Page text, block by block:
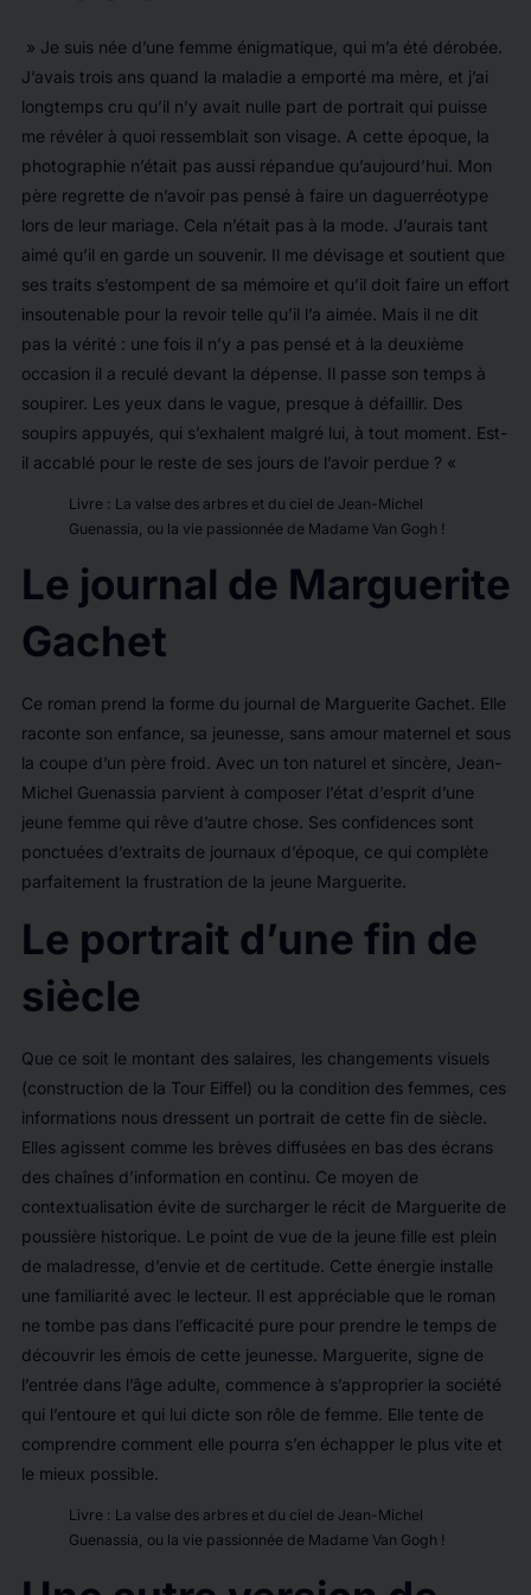
» Je suis née d’une femme énigmatique, qui m’a été dérobée.
J’avais trois ans quand la maladie a emporté ma mère, et j’ai
longtemps cru qu’il n’y avait nulle part de portrait qui puisse
me révéler à quoi ressemblait son visage. A cette époque, la
photographie n’était pas aussi répandue qu’aujourd’hui. Mon
père regrette de n’avoir pas pensé à faire un daguerréotype
lors de leur mariage. Cela n’était pas à la mode. J’aurais tant
aimé qu’il en garde un souvenir. Il me dévisage et soutient que
ses traits s’estompent de sa mémoire et qu’il doit faire un effort
insoutenable pour la revoir telle qu’il l’a aimée. Mais il ne dit
pas la vérité : une fois il n’y a pas pensé et à la deuxième
occasion il a reculé devant la dépense. Il passe son temps à
soupirer. Les yeux dans le vague, presque à défaillir. Des
soupirs appuyés, qui s’exhalent malgré lui, à tout moment. Est-
il accablé pour le reste de ses jours de l’avoir perdue ? «
Livre : La valse des arbres et du ciel de Jean-Michel
Guenassia, ou la vie passionnée de Madame Van Gogh !
Le journal de Marguerite
Gachet
Ce roman prend la forme du journal de Marguerite Gachet. Elle
raconte son enfance, sa jeunesse, sans amour maternel et sous
la coupe d’un père froid. Avec un ton naturel et sincère, Jean-
Michel Guenassia parvient à composer l’état d’esprit d’une
jeune femme qui rêve d’autre chose. Ses confidences sont
ponctuées d’extraits de journaux d’époque, ce qui complète
parfaitement la frustration de la jeune Marguerite.
Le portrait d’une fin de
siècle
Que ce soit le montant des salaires, les changements visuels
(construction de la Tour Eiffel) ou la condition des femmes, ces
informations nous dressent un portrait de cette fin de siècle.
Elles agissent comme les brèves diffusées en bas des écrans
des chaînes d’information en continu. Ce moyen de
contextualisation évite de surcharger le récit de Marguerite de
poussière historique. Le point de vue de la jeune fille est plein
de maladresse, d’envie et de certitude. Cette énergie installe
une familiarité avec le lecteur. Il est appréciable que le roman
ne tombe pas dans l’efficacité pure pour prendre le temps de
découvrir les émois de cette jeunesse. Marguerite, signe de
l’entrée dans l’âge adulte, commence à s’approprier la société
qui l’entoure et qui lui dicte son rôle de femme. Elle tente de
comprendre comment elle pourra s’en échapper le plus vite et
le mieux possible.
Livre : La valse des arbres et du ciel de Jean-Michel
Guenassia, ou la vie passionnée de Madame Van Gogh !